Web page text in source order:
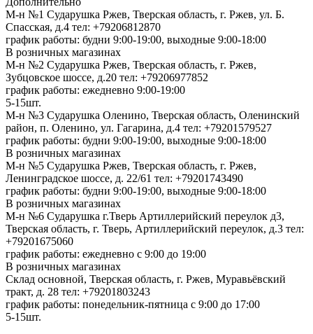
М-н №1 Сударушка Ржев, Тверская область, г. Ржев, ул. Б.
Спасская, д.4 тел: +79206812870
график работы: будни 9:00-19:00, выходные 9:00-18:00
В розничных магазинах
М-н №2 Cударушка Ржев, Тверская область, г. Ржев,
Зубцовское шоссе, д.20 тел: +79206977852
график работы: ежедневно 9:00-19:00
5-15шт.
М-н №3 Сударушка Оленино, Тверская область, Оленинский
район, п. Оленино, ул. Гагарина, д.4 тел: +79201579527
график работы: будни 9:00-19:00, выходные 9:00-18:00
В розничных магазинах
М-н №5 Сударушка Ржев, Тверская область, г. Ржев,
Ленинградское шоссе, д. 22/61 тел: +79201743490
график работы: будни 9:00-19:00, выходные 9:00-18:00
В розничных магазинах
М-н №6 Сударушка г.Тверь Артиллерийский переулок д3,
Тверская область, г. Тверь, Артиллерийский переулок, д.3 тел:
+79201675060
график работы: ежедневно с 9:00 до 19:00
В розничных магазинах
Склад основной, Тверская область, г. Ржев, Муравьёвский
тракт, д. 28 тел: +79201803243
график работы: понедельник-пятница с 9:00 до 17:00
5-15шт.